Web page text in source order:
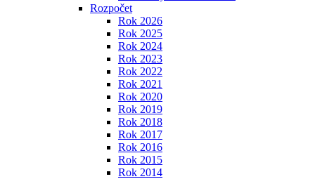
Rozpočet
Rok 2026
Rok 2025
Rok 2024
Rok 2023
Rok 2022
Rok 2021
Rok 2020
Rok 2019
Rok 2018
Rok 2017
Rok 2016
Rok 2015
Rok 2014